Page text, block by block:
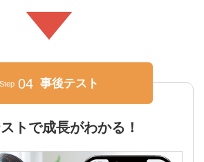
Step 04 事後テスト
トで成長がわかる！